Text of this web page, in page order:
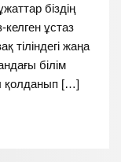
біздің
ұстаз
тіліндегі жаңа
білім
қолданып […]